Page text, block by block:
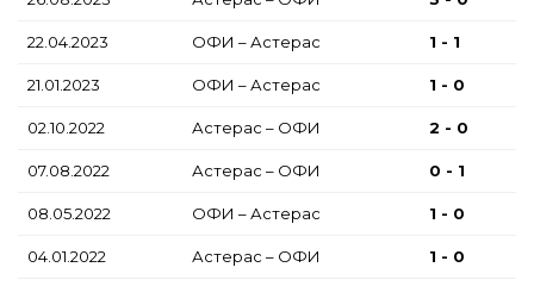
22.04.2023 ОФИ – Астерас 1 - 1
21.01.2023 ОФИ – Астерас 1 - 0
02.10.2022 Астерас – ОФИ 2 - 0
07.08.2022 Астерас – ОФИ 0 - 1
08.05.2022 ОФИ – Астерас 1 - 0
04.01.2022 Астерас – ОФИ 1 - 0